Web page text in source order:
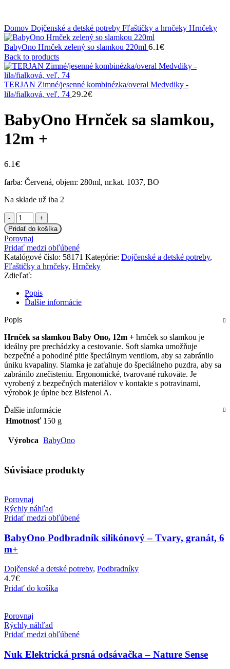
Domov Dojčenské a detské potreby Fľaštičky a hrnčeky Hrnčeky
BabyOno Hrnček zelený so slamkou 220ml 6.1€
Back to products
TERJAN Zimné/jesenné kombinézka/overal Medvdiky -
lila/fialková, veľ. 74 29.2€
BabyOno Hrnček sa slamkou,
12m +
6.1€
farba: Červená, objem: 280ml, nr.kat. 1037, BO
Na sklade už iba 2
množstvo
BabyOno
Hrnček
sa
slamkou,
12m
+
Pridať do košíka
Porovnaj
Pridať medzi obľúbené
Katalógové číslo: 58171 Kategórie: Dojčenské a detské potreby,
Fľaštičky a hrnčeky, Hrnčeky
Zdieľať:
Popis
Ďalšie informácie
Popis
Hrnček sa slamkou Baby Ono, 12m + hrnček so slamkou je
ideálny pre prechádzky a cestovanie. Soft slamka umožňuje
bezpečné a pohodlné pitie špeciálnym ventilom, aby sa zabránilo
úniku kvapaliny. Slamka je zaťahuje do špeciálneho puzdra, aby sa
zabránilo znečisteniu. Ergonomické, tvarované rukoväte. Je
vyrobený z bezpečných materiálov v kontakte s potravinami,
výrobok je úplne bez Bisfenol A.
Ďalšie informácie
Hmotnosť 150 g
Výrobca BabyOno
Súvisiace produkty
Porovnaj
Rýchly náhľad
Pridať medzi obľúbené
BabyOno Podbradník silikónový – Tvary, granát, 6
m+
Dojčenské a detské potreby, Podbradníky
4.7€
Pridať do košíka
Porovnaj
Rýchly náhľad
Pridať medzi obľúbené
Nuk Elektrická prsná odsávačka – Nature Sense